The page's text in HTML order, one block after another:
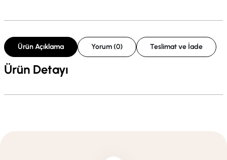
Ürün Açıklama Yorum (0) Teslimat ve İade
Ürün Detayı